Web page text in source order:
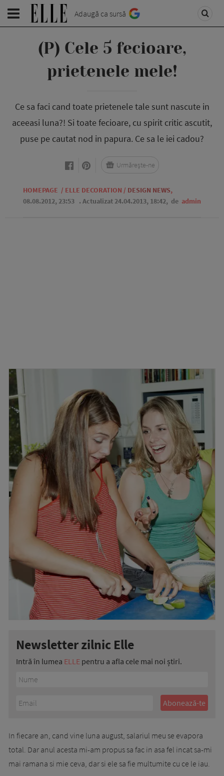
Adaugă ca sursă
(P) Cele 5 fecioare,
prietenele mele!
Ce sa faci cand toate prietenele tale sunt nascute in
aceeasi luna?! Si toate fecioare, cu spirit critic ascutit,
puse pe cautat nod in papura. Ce sa le iei cadou?
HOMEPAGE / ELLE DECORATION / DESIGN NEWS,
08.08.2012, 23:53 . Actualizat 24.04.2013, 18:42, de admin
Urmărește-ne
Newsletter zilnic Elle
Intră în lumea ELLE pentru a afla cele mai noi știri.
In fiecare an, cand vine luna august, salariul meu se evapora
total. Dar anul acesta mi-am propus sa fac in asa fel incat sa-mi
mai ramana si mie ceva, dar si ele sa fie multumite cu ce le iau.